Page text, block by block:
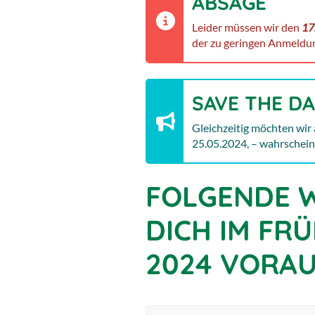
Leider müssen wir den
der zu geringen
SAVE THE
Gleichzeitig möchten wir
25.05.2024, –
FOLGENDE
DICH IM
2024